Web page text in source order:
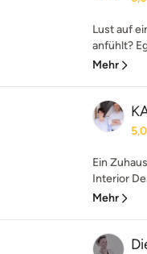
Lust auf
anfühlt?
Mehr
5,0
Ein
Interior
Mehr